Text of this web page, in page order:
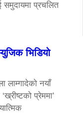
समुदायमा प्रचलित
भिडियो
लाम्गादेको नयाँ
प्रेममा’